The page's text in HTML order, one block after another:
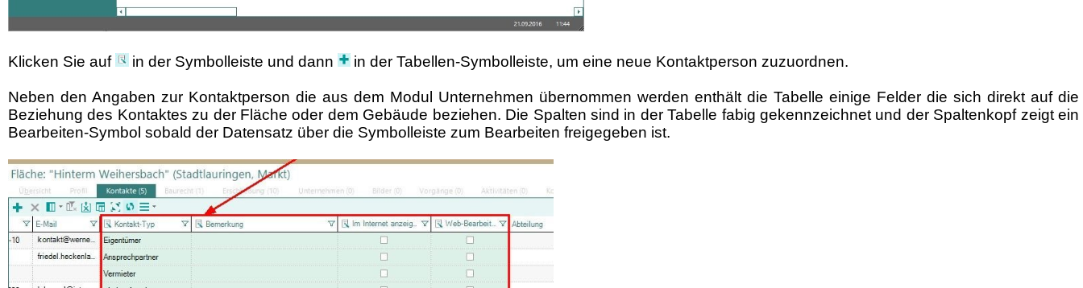
Klicken Sie auf in der Symbolleiste und dann in der Tabellen-Symbolleiste, um eine neue Kontaktperson zuzuordnen.
Neben den Angaben zur Kontaktperson die aus dem Modul Unternehmen übernommen werden enthält die Tabelle einige Felder die sich direkt auf die
Beziehung des Kontaktes zu der Fläche oder dem Gebäude beziehen. Die Spalten sind in der Tabelle fabig gekennzeichnet und der Spaltenkopf zeigt ein
Bearbeiten-Symbol sobald der Datensatz über die Symbolleiste zum Bearbeiten freigegeben ist.